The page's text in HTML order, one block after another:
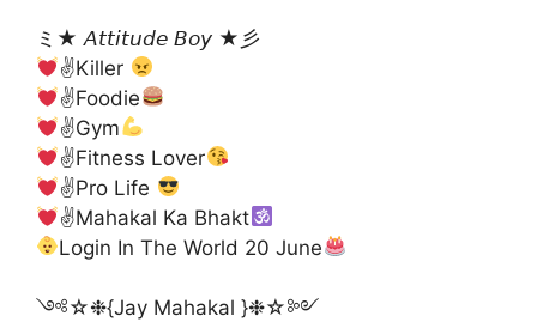
ミ★ 𝘈𝘵𝘵𝘪𝘵𝘶𝘥𝘦 𝘉𝘰𝘺 ★彡
✌Killer
✌Foodie
✌Gym
✌Fitness Lover
✌Pro Life
✌Mahakal Ka Bhakt
Login In The World 20 June
༺☆❉{Jay Mahakal }❉☆༻